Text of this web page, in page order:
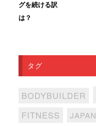
グを続ける訳
は？
タグ
BODYBUILDER
FITNESS JAPAN